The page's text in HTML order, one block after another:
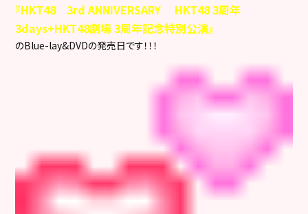
『HKT48 3rd ANNIVERSARY HKT48 3周年
3days+HKT48劇場 3周年記念特別公演』
のBlue-lay&DVDの発売日です！！！